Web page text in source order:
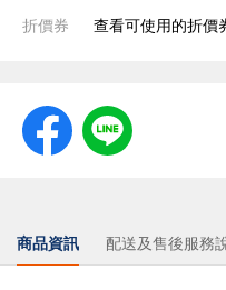
折價券 查看可使用的折價
商品資訊 配送及售後服務